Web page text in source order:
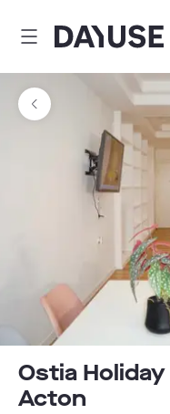
Dayuse
Ostia
Acton